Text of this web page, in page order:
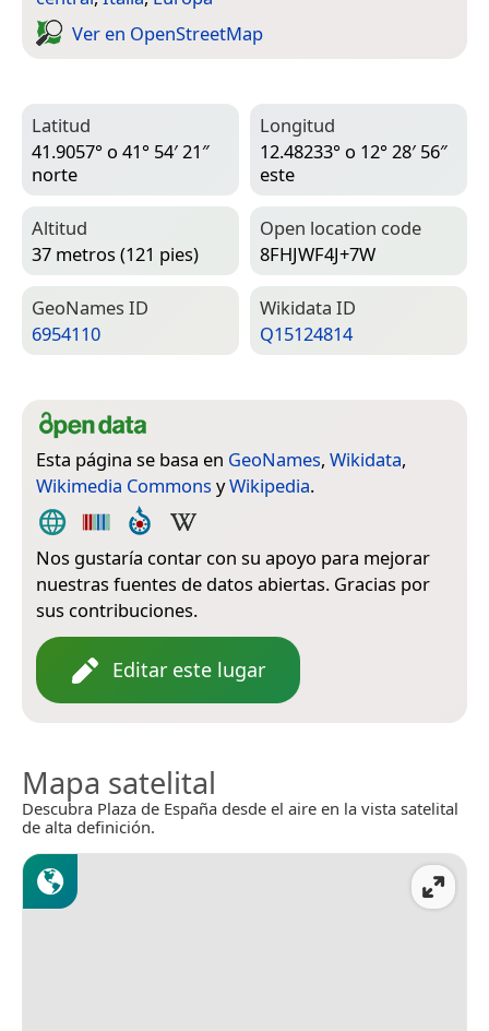
Ver en Open­Street­Map
Latitud
41.9057° o 41° 54′ 21″
norte
Longitud
12.48233° o 12° 28′ 56″
este
Altitud
37 metros (121 pies)
Open location code
8FHJWF4J+7W
Geo­Names ID
6954110
Wiki­data ID
Q15124814
Esta página se basa en GeoNames, Wikidata,
Wikimedia Commons yWikipedia.
Nos gustaría contar con su apoyo para mejorar
nuestras fuentes de datos abiertas. Gracias por
sus contribuciones.
Editar este lugar
Mapa satelital
Descubra Plaza de España desde el aire en la vista satelital
de alta definición.